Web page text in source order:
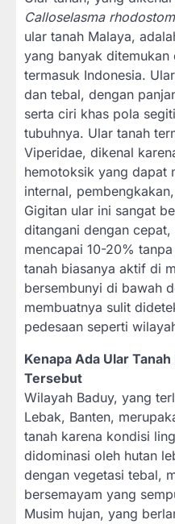
Calloselasma
ular tanah Malaya,
yang banyak ditemukan
termasuk Indonesia.
dan tebal, dengan
serta ciri khas pola
tubuhnya. Ular tanah
Viperidae, dikenal
hemotoksik yang dapat
internal,
Gigitan ular ini sangat
ditangani dengan
mencapai 10-20%
tanah biasanya aktif di
bersembunyi di bawah
membuatnya sulit
pedesaan seperti
Kenapa Ada Ular
Tersebut
Wilayah Baduy, yang
Lebak, Banten,
tanah karena kondisi
didominasi oleh hutan
dengan vegetasi tebal,
bersemayam yang
Musim hujan, yang